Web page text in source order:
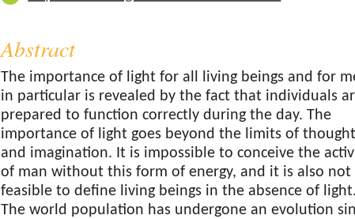
Abstract
The importance of light for all living beings and for
in particular is revealed by the fact that individuals
prepared to function correctly during the day. The
importance of light goes beyond the limits of thought
and imagination. It is impossible to conceive the
of man without this form of energy, and it is also not
feasible to define living beings in the absence of light.
The world population has undergone an evolution